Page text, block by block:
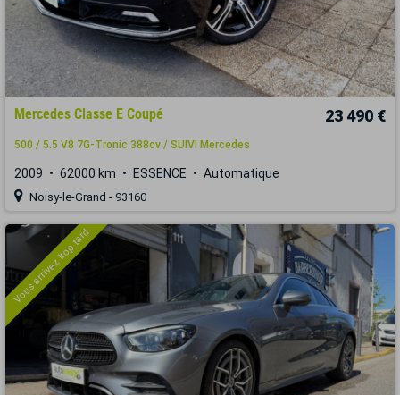
Mercedes Classe E Coupé 23 490 €
500 / 5.5 V8 7G-Tronic 388cv / SUIVI Mercedes
2009 62000 km ESSENCE Automatique
Noisy-le-Grand - 93160
Vous arrivez trop tard